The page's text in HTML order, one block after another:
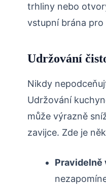
trhliny nebo
vstupní brána
Udržování
Nikdy
Udržování
může výrazně
zavijce. Zde je
Pravidelně